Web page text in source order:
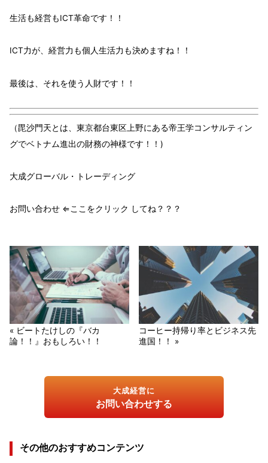
生活も経営もICT革命です！！
ICT力が、 経営力 も個人生活力 も決めますね！！
最後は、それを使う 人財です！！
（毘沙門天とは、東京都台東区上野にある帝王学コンサルティン
グでベトナム進出の財務の神様です！！)
大成グローバル・トレーディング
お問い合わせ ⇐ここをクリック してね？？？
« ビートたけしの『バカ
論！！』おもしろい！！
コーヒー持帰り率とビジネス先
進国！！ »
大成経営に
お問い合わせする
その他のおすすめコンテンツ